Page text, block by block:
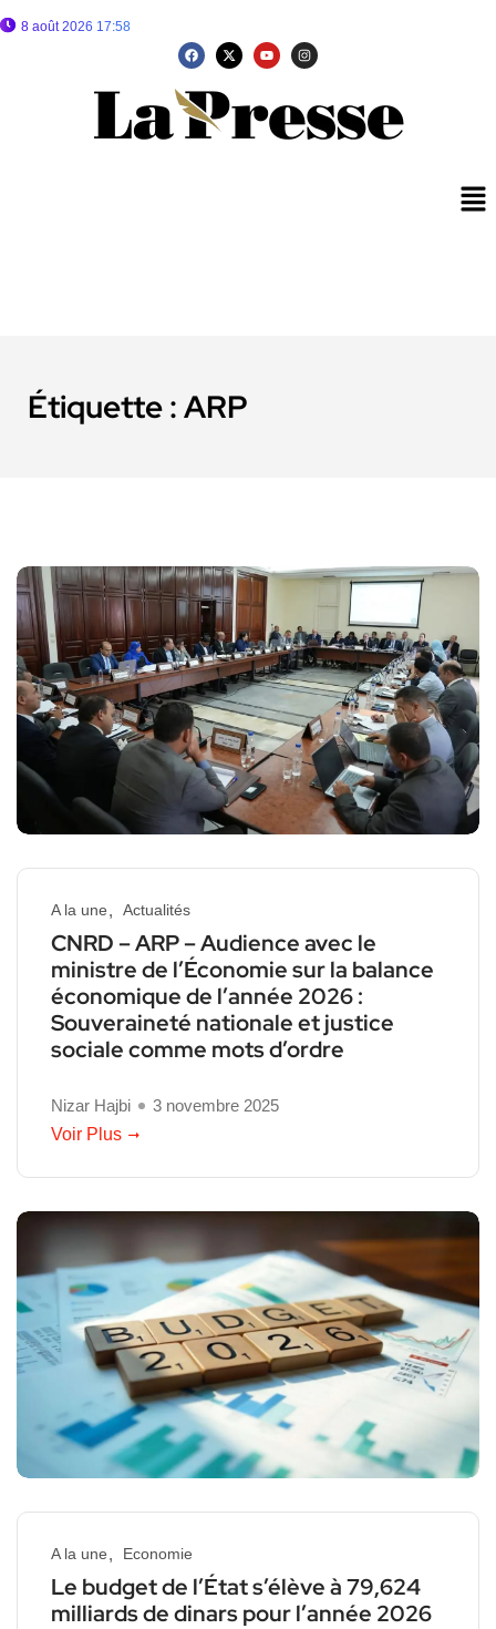
8 août 2026 17:58
Étiquette :ARP
A la une Actualités
CNRD – ARP – Audience avec le
ministre de l’Économie sur la balance
économique de l’année 2026 :
Souveraineté nationale et justice
sociale comme mots d’ordre
Nizar Hajbi
3 novembre 2025
Voir Plus
A la une Economie
Le budget de l’État s’élève à 79,624
milliards de dinars pour l’année 2026